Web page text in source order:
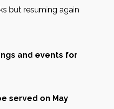
but resuming again
and events for
served on May